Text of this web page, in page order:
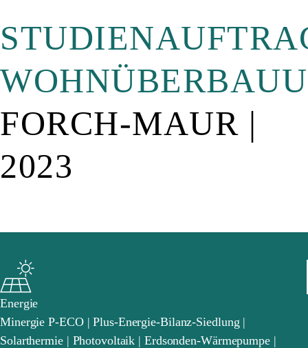
FORCH-MAUR |
2023
Energie
Minergie P-ECO | Plus-Energie-Bilanz-Siedlung |
Solarthermie | Photovoltaik | Erdsonden-Wärmepumpe |